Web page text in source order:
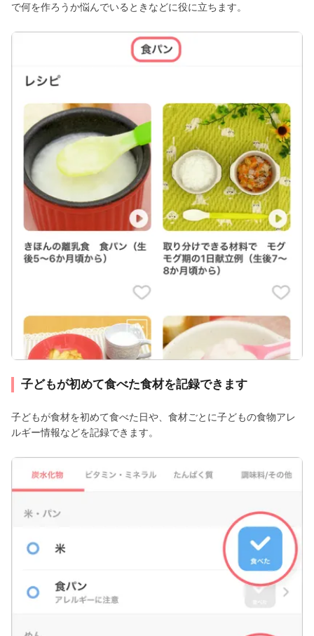
で何を作ろうか悩んでいるときなどに役に立ちます。
子どもが初めて食べた食材を記録できます
子どもが食材を初めて食べた日や、食材ごとに子どもの食物アレ
ルギー情報などを記録できます。